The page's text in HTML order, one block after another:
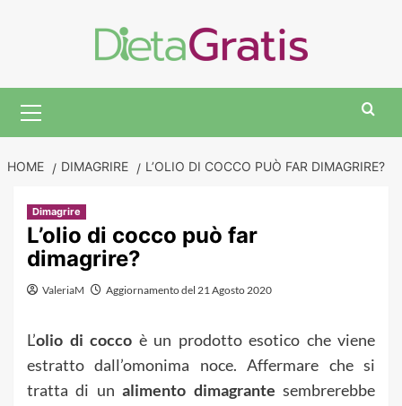
Menu
HOME DIMAGRIRE L’OLIO DI COCCO PUÒ FAR DIMAGRIRE?
Dimagrire
L’olio di cocco può far
dimagrire?
ValeriaM Aggiornamento del 21 Agosto 2020
L’olio di cocco è un prodotto esotico che viene
estratto dall’omonima noce. Affermare che si
tratta di unalimento dimagrante sembrerebbe